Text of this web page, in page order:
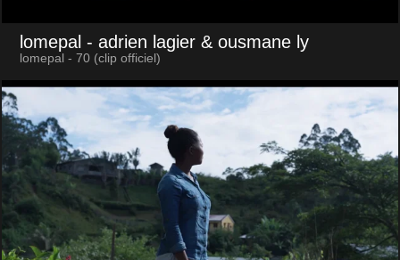
lomepal - adrien lagier & ousmane ly
lomepal - 70 (clip officiel)